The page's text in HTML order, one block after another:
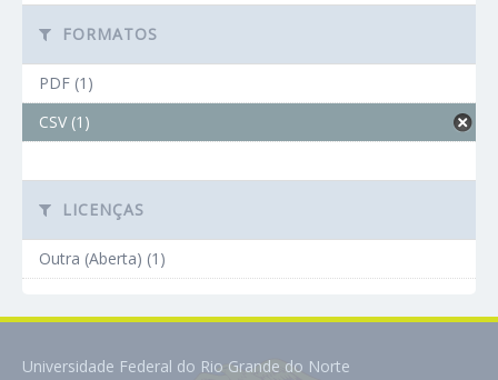
FORMATOS
PDF (1)
CSV (1)
LICENÇAS
Outra (Aberta) (1)
Universidade Federal do Rio Grande do Norte